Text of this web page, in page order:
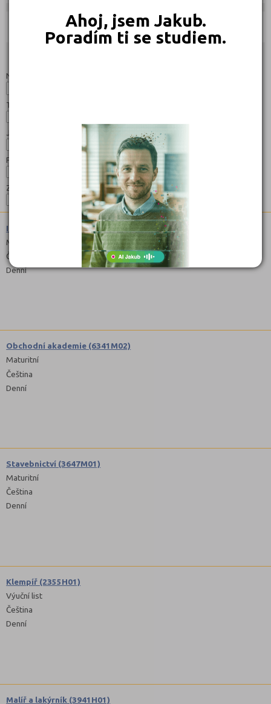
Ahoj, jsem Jakub.
Poradím ti se studiem.
Název:
Typ:
Jazyk:
Forma:
Zaměření:
Informační technologie (1820M01)
Maturitní
Čeština
Denní
Obchodní akademie (6341M02)
Maturitní
Čeština
Denní
Stavebnictví (3647M01)
Maturitní
Čeština
Denní
Klempíř (2355H01)
Výuční list
Čeština
Denní
Malíř a lakýrník (3941H01)